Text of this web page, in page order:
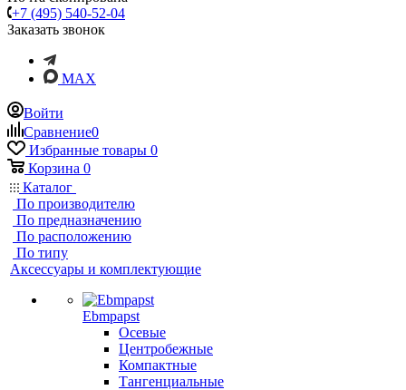
+7 (495) 540-52-04
Заказать звонок
MAX
Войти
Сравнение0
Избранные товары 0
Корзина 0
Каталог
По производителю
По предназначению
По расположению
По типу
Аксессуары и комплектующие
Ebmpapst
Осевые
Центробежные
Компактные
Тангенциальные